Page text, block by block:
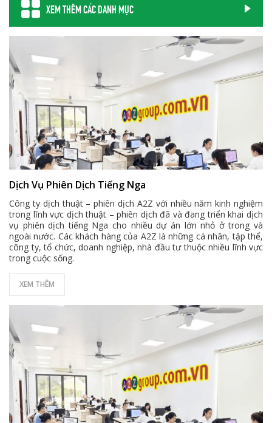
XEM THÊM CÁC DANH MỤC
Dịch Vụ Phiên Dịch Tiếng Nga
Công ty dịch thuật – phiên dịch A2Z với nhiều năm kinh nghiệm
trong lĩnh vực dịch thuật – phiên dịch đã và đang triển khai dịch
vụ phiên dịch tiếng Nga cho nhiều dự án lớn nhỏ ở trong và
ngoài nước. Các khách hàng của A2Z là những cá nhân, tập thể,
công ty, tổ chức, doanh nghiệp, nhà đầu tư thuộc nhiều lĩnh vực
trong cuộc sống.
XEM THÊM